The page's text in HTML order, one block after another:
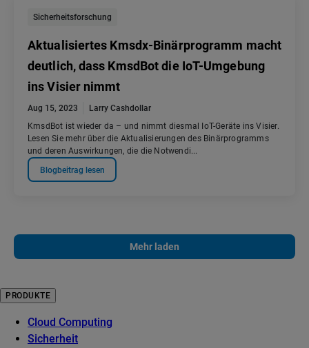
Sicherheitsforschung
Aktualisiertes Kmsdx-Binärprogramm macht
deutlich, dass KmsdBot die IoT-Umgebung
ins Visier nimmt
Aug 15, 2023
Larry Cashdollar
KmsdBot ist wieder da – und nimmt diesmal IoT-Geräte ins Visier.
Lesen Sie mehr über die Aktualisierungen des Binärprogramms
und deren Auswirkungen, die die Notwendi...
Blogbeitrag lesen
Mehr laden
PRODUKTE
Cloud Computing
Sicherheit